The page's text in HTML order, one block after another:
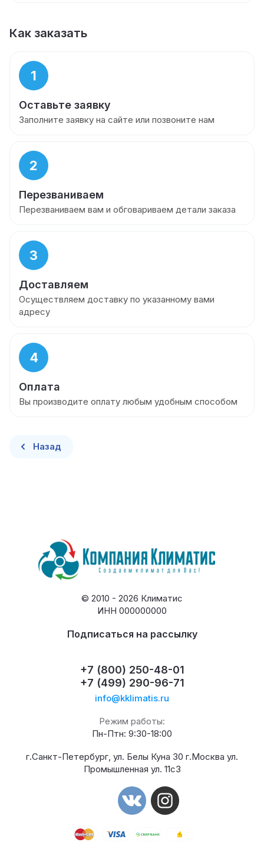
Как заказать
1
Оставьте заявку
Заполните заявку на сайте или позвоните нам
2
Перезваниваем
Перезваниваем вам и обговариваем детали заказа
3
Доставляем
Осуществляем доставку по указанному вами
адресу
4
Оплата
Вы производите оплату любым удобным способом
Назад
© 2010 - 2026 Климатис
ИНН 000000000
Подписаться на рассылку
+7 (800) 250-48-01
+7 (499) 290-96-71
info@kklimatis.ru
Режим работы:
Пн-Птн: 9:30-18:00
г.Санкт-Петербург, ул. Белы Куна 30 г.Москва ул.
Промышленная ул. 11с3